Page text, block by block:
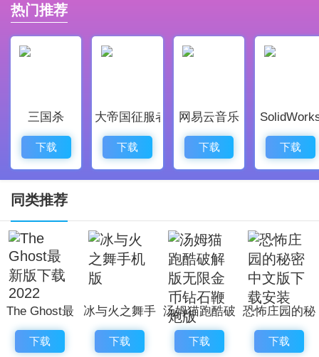
丰富的资源内容，很好满足用户的需求，玩家可以自由
选择各类宝可梦进行捕捉和培养，增强自己的战力。
挑战。
提供的核心功能，解决了玩家在捕捉和对战过程中遇到
的问题，大幅提升了游戏体验。
所有内容均为免费，玩家能够享受到真正的白嫖体验，
无需额外消费便可畅玩游戏。
用户可以在这享受到与世界各地的训练师对战的乐趣，
感受到互动与竞争的快感。
支持多种类型的操作，包括触摸操控和虚拟按键设置，
为玩家带来更便捷的使用体验。
口袋妖怪绿宝石官方正版下载亮点
热门推荐
三国杀
下载
大帝国征服者
下载
网易云音乐
下载 下载
同类推荐
The Ghost最
新版下载
2022
下载
冰与火之舞手
机版
下载
汤姆猫跑酷破
解版无限金币
钻石鞭炮版
下载
恐怖庄园的秘
密中文版下载
安装
下载